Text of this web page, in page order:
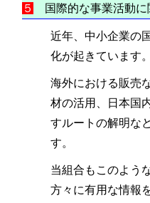
５ 国際的な事業活
近年、中小企業の
化が起きています。
海外における販売
材の活用、日本国
すルートの解明な
す。
当組合もこのよう
方々に有用な情報